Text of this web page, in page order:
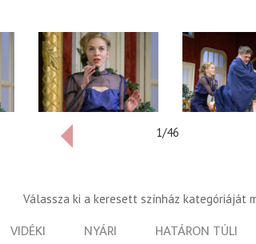
1/46
Válassza ki a keresett színház kategóriáját
VIDÉKI NYÁRI HATÁRON TÚLI